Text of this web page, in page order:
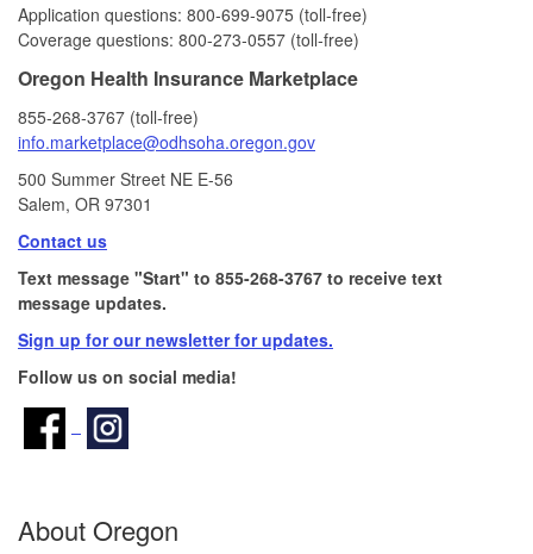
Application questions: 800‑699‑9075 (toll‑free)
Coverage questions: 800‑273‑0557 (toll‑free)
Oregon Health Insurance Marketplace
855‑268‑3767 (toll‑free)
info.marketplace@odhsoha.oregon​.gov
500 Summer Street NE E-56​
Salem, OR 97301
Contact us
Text message "Start" to 855-268-3767 to receive text
message updates.
Sign up for our newsletter for updates.
Follow us on social media!
About Oregon